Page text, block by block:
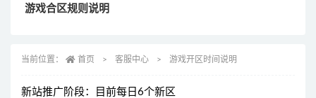
游戏合区规则说明
当前位置： 首页 客服中心 游戏开区时间说明
新站推广阶段：目前每日6个新区